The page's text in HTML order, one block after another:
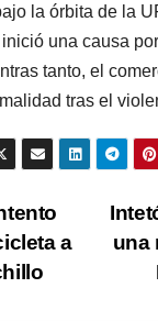
la órbita de la
una causa
tanto, el
tras el
una
a